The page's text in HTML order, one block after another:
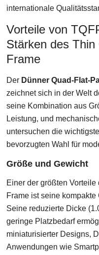
internationale
Vorteile von
Stärken des
Frame
Der Dünner Quad-Flat-
zeichnet sich in der Welt
seine Kombination aus
Leistung, und
untersuchen die
bevorzugten Wahl für
Größe und Gewicht
Einer der größten
Frame ist seine
Seine reduzierte Dicke
geringe Platzbedarf
miniaturisierter Designs,
Anwendungen wie